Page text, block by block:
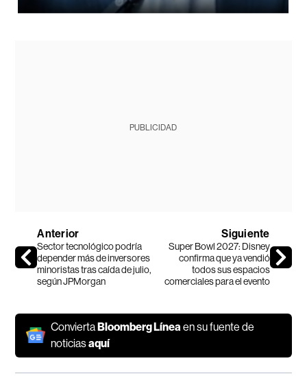
PUBLICIDAD
Anterior
Sector tecnológico podría
depender más de inversores
minoristas tras caída de julio,
según JPMorgan
Siguiente
Super Bowl 2027: Disney
confirma que ya vendió
todos sus espacios
comerciales para el evento
ConviertaBloomberg Línea en su fuente de
noticiasaquí